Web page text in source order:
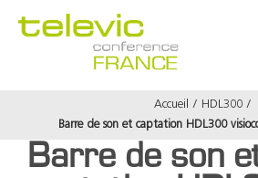
Accueil
HDL300
Barre de son et captation HDL300
Barre de son